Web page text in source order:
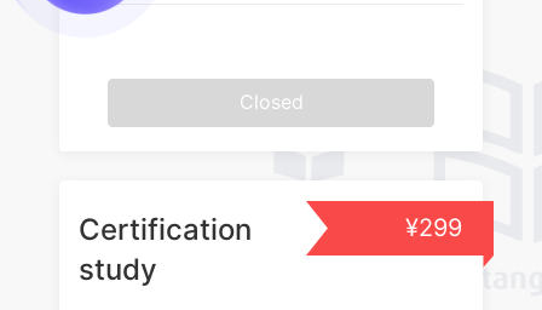
2.4.1通山山鼓的历史渊源
2.4.2通山山鼓的构造
3.2.4 通山采茶戏的唱腔（2）正腔—汉腔
3.2.5 通山采茶戏的唱腔（3）正腔—叹腔
3.2.7 通山采茶戏的代表剧目（上）
3.2.8 通山采茶戏的代表剧目（下）
Closed
¥299
Certification
study